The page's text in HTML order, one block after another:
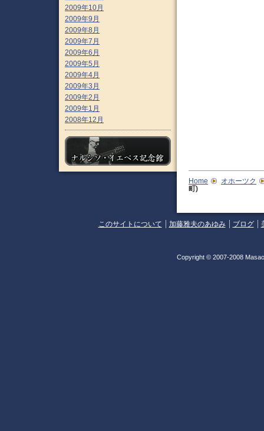
2009年10月
2009年9月
2009年8月
2009年7月
2009年6月
2009年5月
2009年4月
2009年3月
2009年2月
2009年1月
2008年12月
Home
オホーツク
町)
このサイトについて 加藤雅夫のあゆみ ブログ
Copyright © 2007-2008